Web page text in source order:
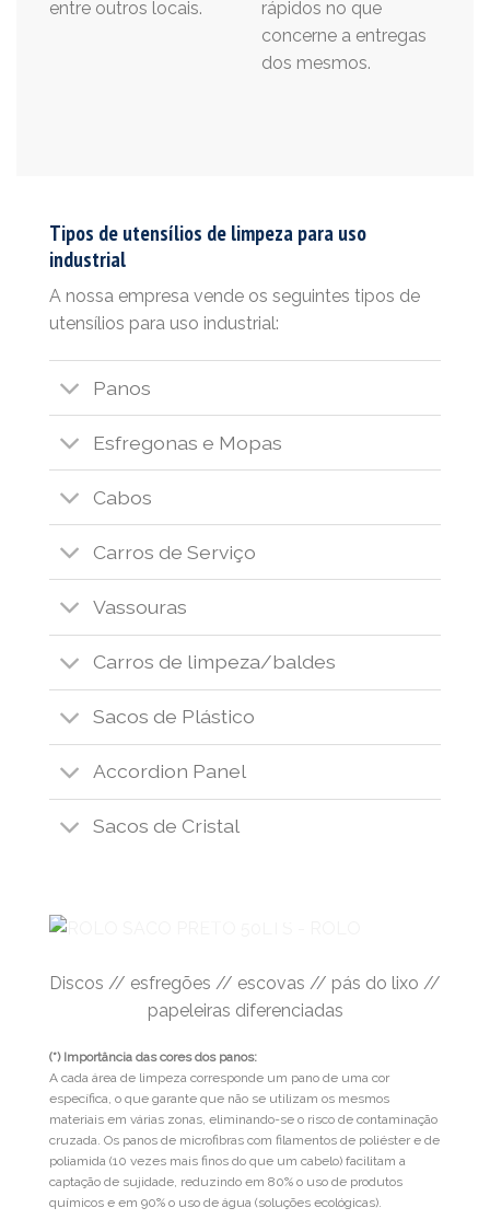
entre outros locais.
rápidos no que
concerne a entregas
dos mesmos.
Tipos de utensílios de limpeza para uso
industrial
A nossa empresa vende os seguintes tipos de
utensílios para uso industrial:
Panos
Esfregonas e Mopas
Cabos
Carros de Serviço
Vassouras
Carros de limpeza/baldes
Sacos de Plástico
Accordion Panel
Sacos de Cristal
Discos // esfregões // escovas // pás do lixo //
papeleiras diferenciadas
(*) Importância das cores dos panos:
A cada área de limpeza corresponde um pano de uma cor
específica, o que garante que não se utilizam os mesmos
materiais em várias zonas, eliminando-se o risco de contaminação
cruzada. Os panos de microfibras com filamentos de poliéster e de
poliamida (10 vezes mais finos do que um cabelo) facilitam a
captação de sujidade, reduzindo em 80% o uso de produtos
químicos e em 90% o uso de água (soluções ecológicas).